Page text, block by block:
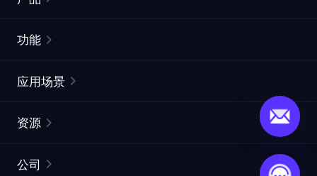
静态住宅代理
网页抓取 API
功能
ISP代理
应用场景
市场研究
资源
公司